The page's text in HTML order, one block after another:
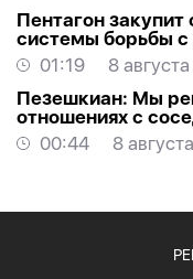
Пентагон
системы борьбы
01:19
8
Пезешкиан: Мы
отношениях с
00:44
8